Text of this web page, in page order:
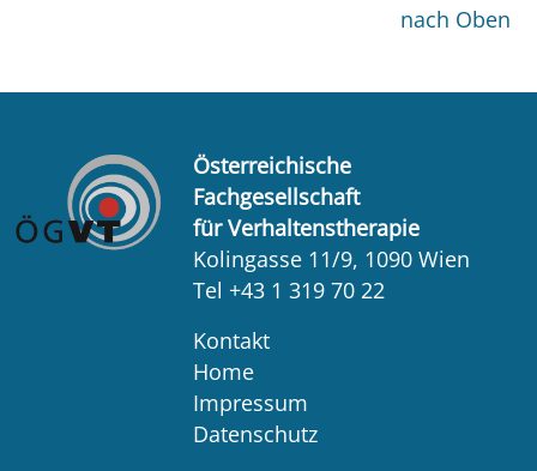
nach Oben
Österreichische
Fachgesellschaft
für Verhaltenstherapie
Kolingasse 11/9, 1090 Wien
Tel +43 1 319 70 22
Kontakt
Home
Impressum
Datenschutz